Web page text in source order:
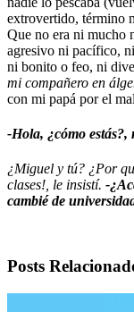
extrovertido, término
Que no era ni mucho
agresivo ni pacífico,
ni bonito o feo, ni
mi compañero en
con mi papá por el
-Hola, ¿cómo estás?,
¿Miguel y tú? ¿Por
clases!, le insistí. -
cambié de
Posts